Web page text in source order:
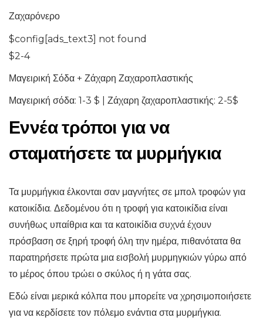
Ζαχαρόνερο
$config[ads_text3] not found
$2-4
Μαγειρική Σόδα + Ζάχαρη Ζαχαροπλαστικής
Μαγειρική σόδα: 1-3 $ | Ζάχαρη ζαχαροπλαστικής: 2-5$
Εννέα τρόποι για να
σταματήσετε τα μυρμήγκια
Τα μυρμήγκια έλκονται σαν μαγνήτες σε μπολ τροφών για
κατοικίδια. Δεδομένου ότι η τροφή για κατοικίδια είναι
συνήθως υπαίθρια και τα κατοικίδια συχνά έχουν
πρόσβαση σε ξηρή τροφή όλη την ημέρα, πιθανότατα θα
παρατηρήσετε πρώτα μια εισβολή μυρμηγκιών γύρω από
το μέρος όπου τρώει ο σκύλος ή η γάτα σας.
Εδώ είναι μερικά κόλπα που μπορείτε να χρησιμοποιήσετε
για να κερδίσετε τον πόλεμο ενάντια στα μυρμήγκια.